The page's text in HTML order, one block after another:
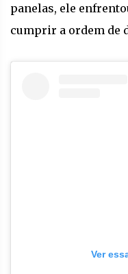
panelas, ele
cumprir a ordem de
Ver